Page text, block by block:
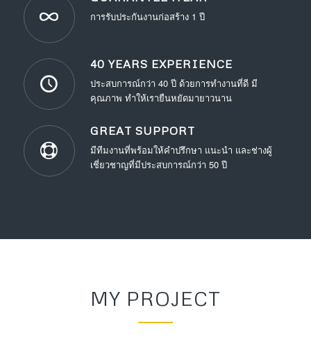
การรับประกันงานก่อสร้าง 1 ปี
40 YEARS EXPERIENCE
ประสบการณ์กว่า 40 ปี ด้วยการทำงานที่ดี มี
คุณภาพ ทำให้เรายืนหยัดมายาวนาน
GREAT SUPPORT
มีทีมงานที่พร้อมให้คำปรึกษา แนะนำ และช่างผู้
เชี่ยวชาญที่มีประสบการณ์กว่า 50 ปี
MY PROJECT